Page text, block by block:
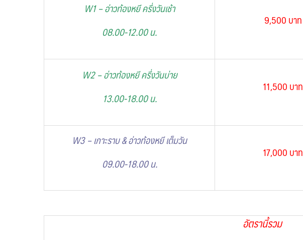
W1 – อ่าวท้องหยี ครึ่งวันเช้า
08.00-12.00 น.
9,500 บาท
W2 – อ่าวท้องหยี ครึ่งวันบ่าย
13.00-18.00 น.
11,500 บาท
W3 – เกาะราบ & อ่าวท้องหยี เต็มวัน
09.00-18.00 น.
17,000 บาท
อัตรานี้รวม